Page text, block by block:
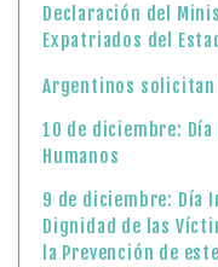
Declaración del
Expatriados del
Argentinos
10 de diciembre:
Humanos
9 de diciembre: Día
Dignidad de las
la Prevención de